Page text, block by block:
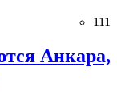
111
Анкара,